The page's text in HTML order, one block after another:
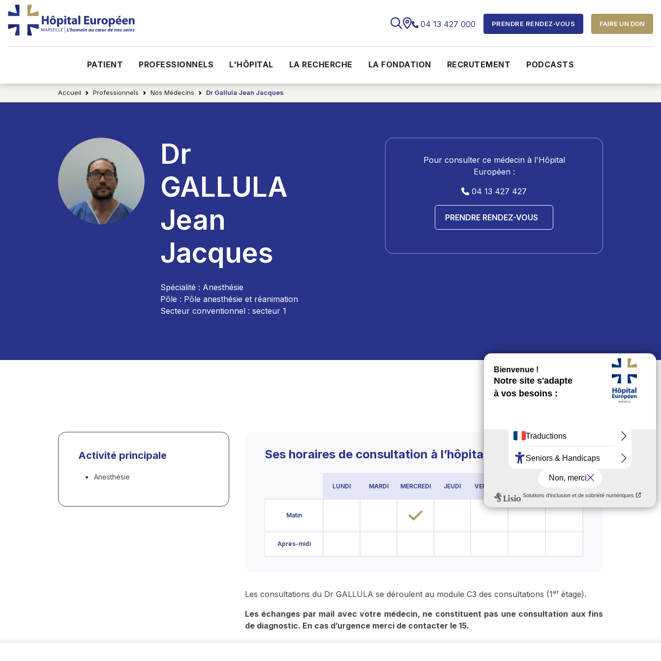
04 13 427 000 PRENDRE RENDEZ‑VOUS FAIRE UN DON
PATIENT PROFESSIONNELS L'HÔPITAL LA RECHERCHE LA FONDATION RECRUTEMENT PODCASTS
Accueil Professionnels Nos Médecins Dr Gallula Jean Jacques
Dr
GALLULA
Jean
Jacques
Spécialité : Anesthésie
Pôle : Pôle anesthésie et réanimation
Secteur conventionnel : secteur 1
Pour consulter ce médecin à l'Hôpital
Européen :
04 13 427 427
PRENDRE RENDEZ-VOUS
LinkedIn
CopyEmail
Activité principale
Anesthésie
Ses horaires de consultation à l’hôpital européen
LUNDI MARDI MERCREDI JEUDI VENDREDI
Matin
Après-midi
Les consultations du Dr GALLULA se déroulent au module C3 des consultations (1erétage).
Les échanges par mail avec votre médecin, ne constituent pas une consultation aux fins
de diagnostic. En cas d’urgence merci de contacter le 15.